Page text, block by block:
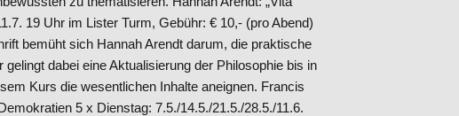
19 Uhr im Lister Turm, Gebühr: € 10,- (pro Abend)
bemüht sich Hannah Arendt darum, die praktische
dabei eine Aktualisierung der Philosophie bis in
Kurs die wesentlichen Inhalte aneignen. Francis
5 x Dienstag: 7.5./14.5./21.5./28.5./11.6.